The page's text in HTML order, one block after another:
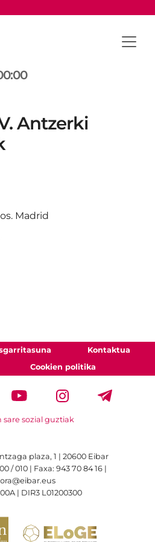
Antzerki
Madrid
Kontaktua
Cookien politika
sare sozial guztiak
plaza, 1 | 20600 Eibar
/ 010 | Faxa: 943 70 84 16 |
| DIR3 L01200300